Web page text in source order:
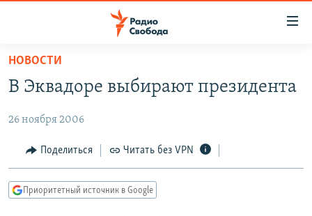
упрощенного
доступа
содержанию
Вернутся
ПОДКАСТЫ
АВТОРСКИЕ ПРОЕКТЫ
ЦИТАТЫ СВОБОДЫ
КУЛЬТУРА
НОВОСТИ
В Эквадоре выбирают президента
26 ноября 2006
Поделиться Читать без VPN
Приоритетный источник в Google